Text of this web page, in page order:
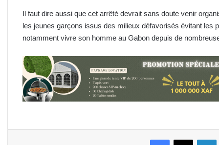
Il faut dire aussi que cet arrêté devrait sans doute venir
les jeunes garçons issus des milieux défavorisés évitant les
notamment vivre son homme au Gabon depuis de
FacebookX